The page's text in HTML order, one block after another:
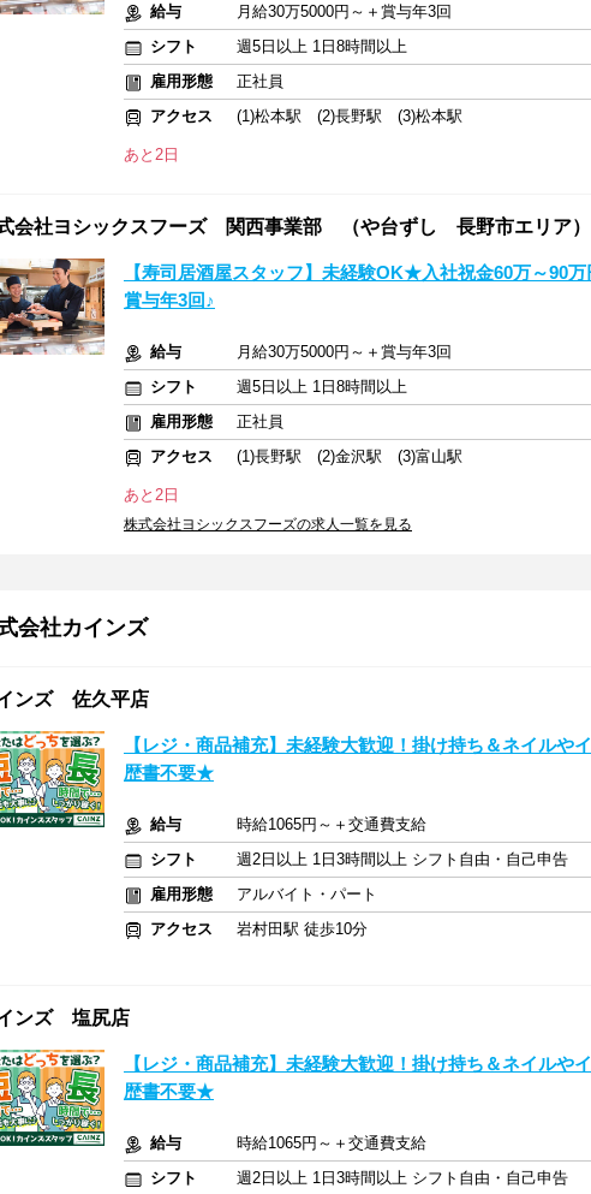
給与
月給30万5000円～＋賞与年3回
シフト
週5日以上 1日8時間以上
雇用形態
正社員
アクセス
(1)松本駅 (2)長野駅 (3)松本駅
あと2日
会社ヨシックスフーズ 関西事業部 （や台ずし 長野市エリア）
【寿司居酒屋スタッフ】未経験OK★入社祝金60万～90
賞与年3回♪
給与
月給30万5000円～＋賞与年3回
シフト
週5日以上 1日8時間以上
雇用形態
正社員
アクセス
(1)長野駅 (2)金沢駅 (3)富山駅
あと2日
株式会社ヨシックスフーズの求人一覧を見る
会社カインズ
ンズ 佐久平店
【レジ・商品補充】未経験大歓迎！掛け持ち＆ネイルや
歴書不要★
給与
時給1065円～＋交通費支給
シフト
週2日以上 1日3時間以上 シフト自由・自己申告
雇用形態
アルバイト・パート
アクセス
岩村田駅 徒歩10分
ンズ 塩尻店
【レジ・商品補充】未経験大歓迎！掛け持ち＆ネイルや
歴書不要★
給与
時給1065円～＋交通費支給
シフト
週2日以上 1日3時間以上 シフト自由・自己申告